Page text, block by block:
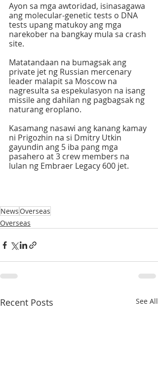
Ayon sa mga awtoridad, isinasagawa
ang molecular-genetic tests o DNA
tests upang matukoy ang mga
narekober na bangkay mula sa crash
site.
Matatandaan na bumagsak ang
private jet ng Russian mercenary
leader malapit sa Moscow na
nagresulta sa espekulasyon na isang
missile ang dahilan ng pagbagsak ng
naturang eroplano.
Kasamang nasawi ang kanang kamay
ni Prigozhin na si Dmitry Utkin
gayundin ang 5 iba pang mga
pasahero at 3 crew members na
lulan ng Embraer Legacy 600 jet.
News Overseas
Overseas
Recent Posts See All